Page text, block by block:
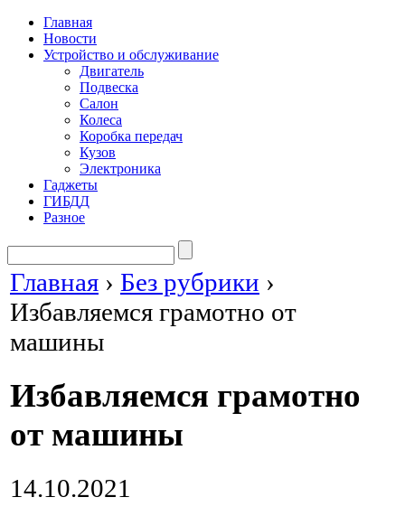
Главная
Новости
Устройство и обслуживание
Двигатель
Подвеска
Салон
Колеса
Коробка передач
Кузов
Электроника
Гаджеты
ГИБДД
Разное
Главная › Без рубрики ›
Избавляемся грамотно от
машины
Избавляемся грамотно
от машины
14.10.2021